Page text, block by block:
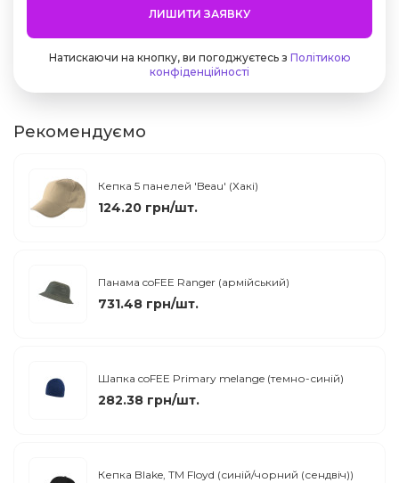
ЛИШИТИ ЗАЯВКУ
Натискаючи на кнопку, ви погоджуєтесь з Політикою
конфіденційності
Рекомендуємо
Кепка 5 панелей 'Beau' (Хакі)
124.20 грн/шт.
Панама coFEE Ranger (армійський)
731.48 грн/шт.
Шапка coFEE Primary melange (темно-синій)
282.38 грн/шт.
Кепка Blake, TM Floyd (синій/чорний (сендвіч))